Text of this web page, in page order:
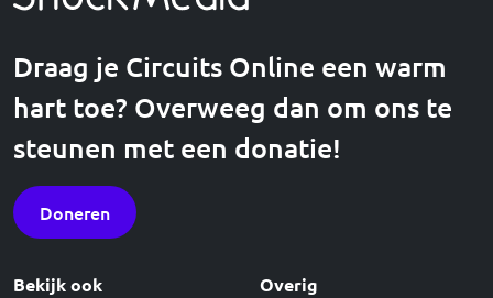
Draag je Circuits Online een warm
hart toe? Overweeg dan om ons te
steunen met een donatie!
Doneren
Bekijk ook Overig